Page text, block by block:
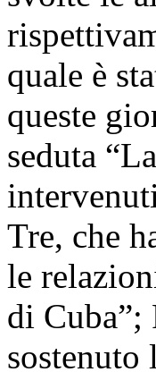
quale è
queste
seduta
Tre, che
le
di Cuba”;
sostenuto